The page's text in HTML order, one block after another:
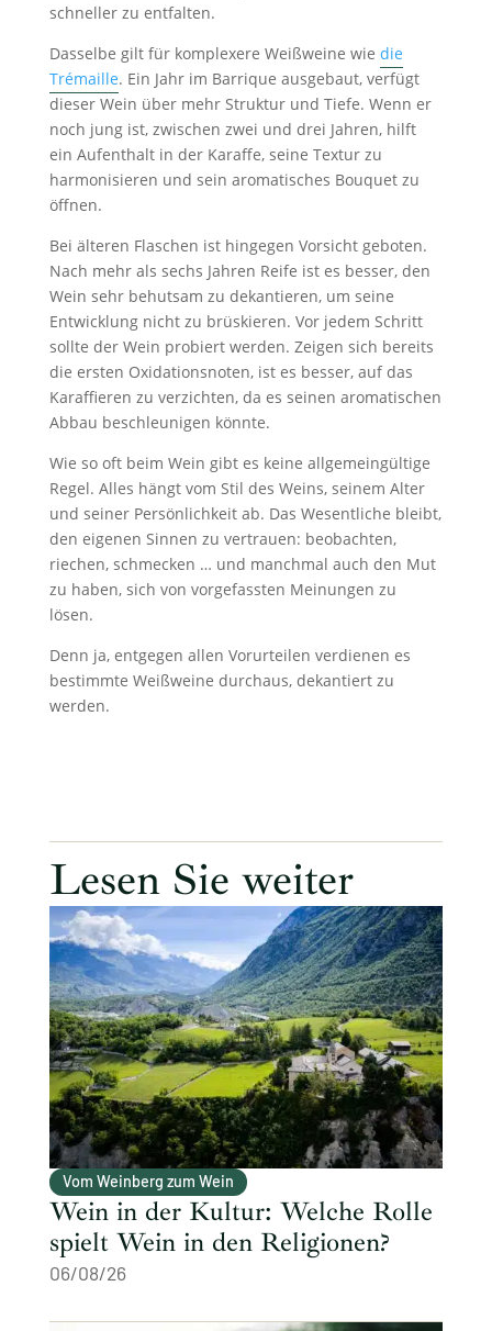
schneller zu entfalten.
Dasselbe gilt für komplexere Weißweine wie die
Trémaille. Ein Jahr im Barrique ausgebaut, verfügt
dieser Wein über mehr Struktur und Tiefe. Wenn er
noch jung ist, zwischen zwei und drei Jahren, hilft
ein Aufenthalt in der Karaffe, seine Textur zu
harmonisieren und sein aromatisches Bouquet zu
öffnen.
Bei älteren Flaschen ist hingegen Vorsicht geboten.
Nach mehr als sechs Jahren Reife ist es besser, den
Wein sehr behutsam zu dekantieren, um seine
Entwicklung nicht zu brüskieren. Vor jedem Schritt
sollte der Wein probiert werden. Zeigen sich bereits
die ersten Oxidationsnoten, ist es besser, auf das
Karaffieren zu verzichten, da es seinen aromatischen
Abbau beschleunigen könnte.
Wie so oft beim Wein gibt es keine allgemeingültige
Regel. Alles hängt vom Stil des Weins, seinem Alter
und seiner Persönlichkeit ab. Das Wesentliche bleibt,
den eigenen Sinnen zu vertrauen: beobachten,
riechen, schmecken … und manchmal auch den Mut
zu haben, sich von vorgefassten Meinungen zu
lösen.
Denn ja, entgegen allen Vorurteilen verdienen es
bestimmte Weißweine durchaus, dekantiert zu
werden.
Lesen Sie weiter
Vom Weinberg zum Wein
Wein in der Kultur: Welche Rolle
spielt Wein in den Religionen?
06/08/26